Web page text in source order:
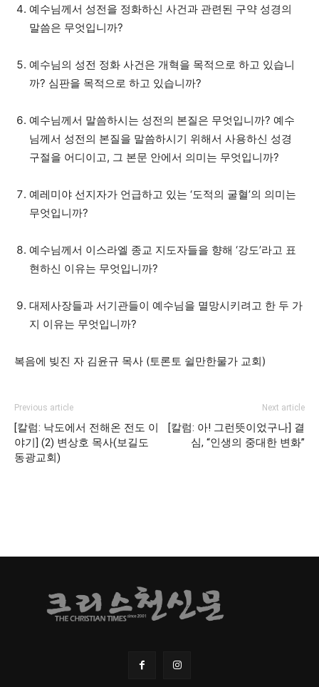
예수님께서 성전을 정화하신 사건과 관련된 구약 성경의
말씀은 무엇입니까?
예수님의 성전 정화 사건은 개혁을 목적으로 하고 있습니
까? 심판을 목적으로 하고 있습니까?
예수님께서 말씀하시는 성전의 본질은 무엇입니까? 예수
님께서 성전의 본질을 말씀하시기 위해서 사용하신 성경
구절을 어디이고, 그 본문 안에서 의미는 무엇입니까?
예레미야 선지자가 언급하고 있는 ‘도적의 굴혈’의 의미는
무엇입니까?
예수님께서 이스라엘 종교 지도자들을 향해 ‘강도’라고 표
현하신 이유는 무엇입니까?
대제사장들과 서기관들이 예수님을 멸망시키려고 한 두 가
지 이유는 무엇입니까?
복음에 빚진 자 김윤규 목사 (토론토 쉴만한물가 교회)
Previous article
[칼럼: 낙도에서 전해온 전도 이
야기] (2) 변상호 목사(보길도
동광교회)
Next article
[칼럼: 아! 그런뜻이었구나] 결
심, “인생의 중대한 변화”